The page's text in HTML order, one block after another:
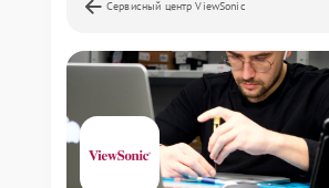
Сервисный центр ViewSonic